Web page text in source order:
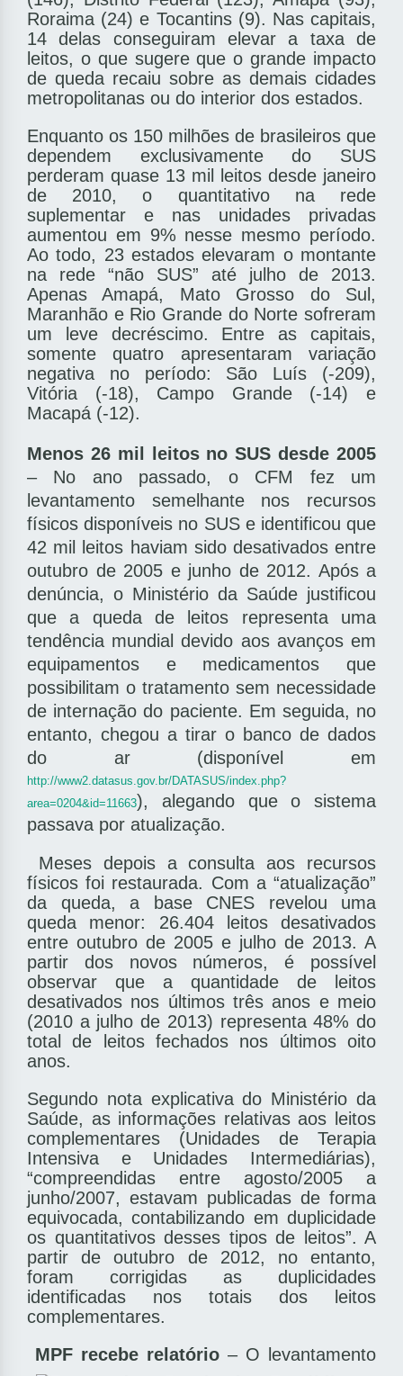
Roraima (24) e Tocantins (9). Nas capitais,
14 delas conseguiram elevar a taxa de
leitos, o que sugere que o grande impacto
de queda recaiu sobre as demais cidades
metropolitanas ou do interior dos estados.
Enquanto os 150 milhões de brasileiros que
dependem exclusivamente do SUS
perderam quase 13 mil leitos desde janeiro
de 2010, o quantitativo na rede
suplementar e nas unidades privadas
aumentou em 9% nesse mesmo período.
Ao todo, 23 estados elevaram o montante
na rede “não SUS” até julho de 2013.
Apenas Amapá, Mato Grosso do Sul,
Maranhão e Rio Grande do Norte sofreram
um leve decréscimo. Entre as capitais,
somente quatro apresentaram variação
negativa no período: São Luís (-209),
Vitória (-18), Campo Grande (-14) e
Macapá (-12).
Menos 26 mil leitos no SUS desde 2005
– No ano passado, o CFM fez um
levantamento semelhante nos recursos
físicos disponíveis no SUS e identificou que
42 mil leitos haviam sido desativados entre
outubro de 2005 e junho de 2012. Após a
denúncia, o Ministério da Saúde justificou
que a queda de leitos representa uma
tendência mundial devido aos avanços em
equipamentos e medicamentos que
possibilitam o tratamento sem necessidade
de internação do paciente. Em seguida, no
entanto, chegou a tirar o banco de dados
do ar (disponível em
http://www2.datasus.gov.br/DATASUS/index.php?
area=0204&id=11663), alegando que o sistema
passava por atualização.
Meses depois a consulta aos recursos
físicos foi restaurada. Com a “atualização”
da queda, a base CNES revelou uma
queda menor: 26.404 leitos desativados
entre outubro de 2005 e julho de 2013. A
partir dos novos números, é possível
observar que a quantidade de leitos
desativados nos últimos três anos e meio
(2010 a julho de 2013) representa 48% do
total de leitos fechados nos últimos oito
anos.
Segundo nota explicativa do Ministério da
Saúde, as informações relativas aos leitos
complementares (Unidades de Terapia
Intensiva e Unidades Intermediárias),
“compreendidas entre agosto/2005 a
junho/2007, estavam publicadas de forma
equivocada, contabilizando em duplicidade
os quantitativos desses tipos de leitos”. A
partir de outubro de 2012, no entanto,
foram corrigidas as duplicidades
identificadas nos totais dos leitos
complementares.
MPF recebe relatório – O levantamento